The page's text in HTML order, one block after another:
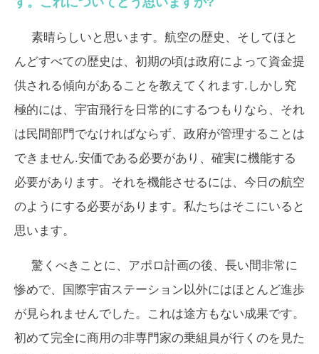
素晴らしいと思います。航空の歴史、そしてほと
んどすべての歴史は、初期の頃は政府によって資金提
供される傾向があることを教えてくれます.しかし究
極的には、宇宙飛行を日常的にするつもりなら、それ
は民間部門でなければならず、政府が管理することは
できません.安価である必要があり、確実に機能する
必要があります。それを機能させるには、今日の航空
のようにする必要があります。私たちはそこにいると
思います。
驚くべきことに、アポロ計画の後、長い間非常に
惨めで、国際宇宙ステーション以外にはほとんど進歩
が見られませんでした。これは途方もない成果です。
初めて完全に商用の非専門家の乗組員が行くのを見た